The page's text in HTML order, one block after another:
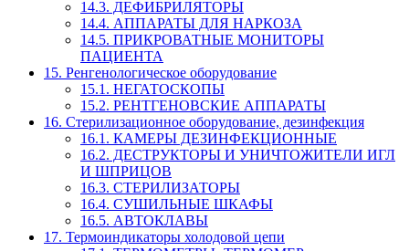
14.3. ДЕФИБРИЛЯТОРЫ
14.4. АППАРАТЫ ДЛЯ НАРКОЗА
14.5. ПРИКРОВАТНЫЕ МОНИТОРЫ
ПАЦИЕНТА
15. Ренгенологическое оборудование
15.1. НЕГАТОСКОПЫ
15.2. РЕНТГЕНОВСКИЕ АППАРАТЫ
16. Стерилизационное оборудование, дезинфекция
16.1. КАМЕРЫ ДЕЗИНФЕКЦИОННЫЕ
16.2. ДЕСТРУКТОРЫ И УНИЧТОЖИТЕЛИ ИГЛ
И ШПРИЦОВ
16.3. СТЕРИЛИЗАТОРЫ
16.4. СУШИЛЬНЫЕ ШКАФЫ
16.5. АВТОКЛАВЫ
17. Термоиндикаторы холодовой цепи